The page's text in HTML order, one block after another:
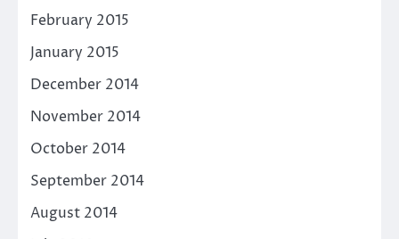
February 2015
January 2015
December 2014
November 2014
October 2014
September 2014
August 2014